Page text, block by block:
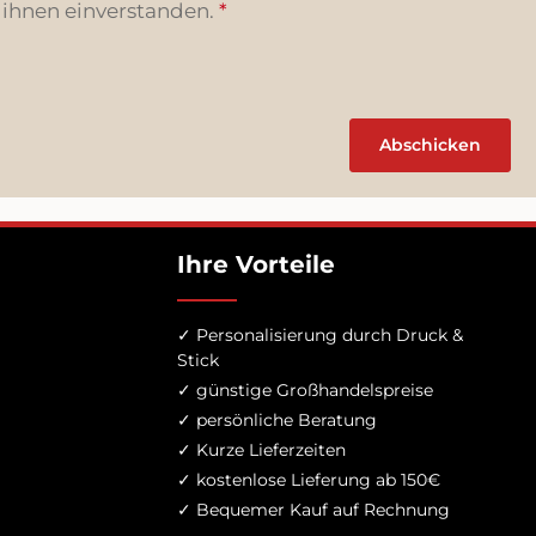
einverstanden. *
Abschicken
Ihre Vorteile
✓ Personalisierung durch Druck &
Stick
✓ günstige Großhandelspreise
✓ persönliche Beratung
✓ Kurze Lieferzeiten
✓ kostenlose Lieferung ab 150€
✓ Bequemer Kauf auf Rechnung